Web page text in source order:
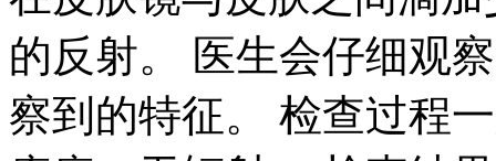
的反射。 医生会仔细观
察到的特征。 检查过程